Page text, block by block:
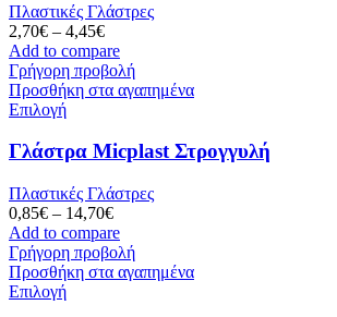
Πλαστικές Γλάστρες
2,70€ – 4,45€
Add to compare
Γρήγορη προβολή
Προσθήκη στα αγαπημένα
Επιλογή
Γλάστρα Micplast Στρογγυλή
Πλαστικές Γλάστρες
0,85€ – 14,70€
Add to compare
Γρήγορη προβολή
Προσθήκη στα αγαπημένα
Επιλογή